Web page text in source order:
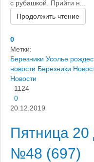
с рубашкой. Прийти н...
Продолжить чтение
0
Метки:
Березники Усолье
новости Березники
Новости
1124
0
20.12.2019
Пятница 20
№48 (697)